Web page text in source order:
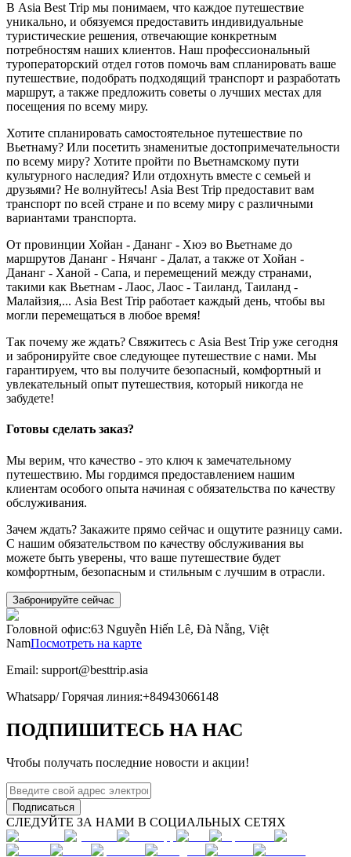
В Asia Best Trip мы понимаем, что каждое путешествие
уникально, и обязуемся предоставить индивидуальные
туристические решения, отвечающие конкретным
потребностям наших клиентов. Наш профессиональный
туроператорский отдел готов помочь вам спланировать ваше
путешествие, подобрать подходящий транспорт и разработать
маршрут, а также предложить советы о лучших местах для
посещения по всему миру.
Хотите спланировать самостоятельное путешествие по
Вьетнаму? Или посетить знаменитые достопримечательности
по всему миру? Хотите пройти по Вьетнамскому пути
культурного наследия? Или отдохнуть вместе с семьей и
друзьями? Не волнуйтесь! Asia Best Trip предоставит вам
транспорт по всей стране и по всему миру с различными
вариантами транспорта.
От провинции Хойан - Дананг - Хюэ во Вьетнаме до
маршрутов Дананг - Нячанг - Далат, а также от Хойан -
Дананг - Ханой - Сапа, и перемещений между странами,
такими как Вьетнам - Лаос, Лаос - Таиланд, Таиланд -
Малайзия,... Asia Best Trip работает каждый день, чтобы вы
могли перемещаться в любое время!
Так почему же ждать? Свяжитесь с Asia Best Trip уже сегодня
и забронируйте свое следующее путешествие с нами. Мы
гарантируем, что вы получите безопасный, комфортный и
увлекательный опыт путешествия, который никогда не
забудете!
Готовы сделать заказ?
Мы верим, что качество - это ключ к замечательному
путешествию. Мы гордимся предоставлением нашим
клиентам особого опыта начиная с обязательства по качеству
обслуживания.
Зачем ждать? Закажите прямо сейчас и ощутите разницу сами.
С нашим обязательством по качеству обслуживания вы
можете быть уверены, что ваше путешествие будет
комфортным, безопасным и стильным с лучшим в отрасли.
Забронируйте сейчас
Головной офис:63 Nguyễn Hiến Lê, Đà Nẵng, Việt
NamПосмотреть на карте
Email: support@besttrip.asia
Whatsapp/Горячая линия:+84943066148
ПОДПИШИТЕСЬ НА НАС
Чтобы получать последние новости и акции!
Подписаться
СЛЕДУЙТЕ ЗА НАМИ В СОЦИАЛЬНЫХ СЕТЯХ